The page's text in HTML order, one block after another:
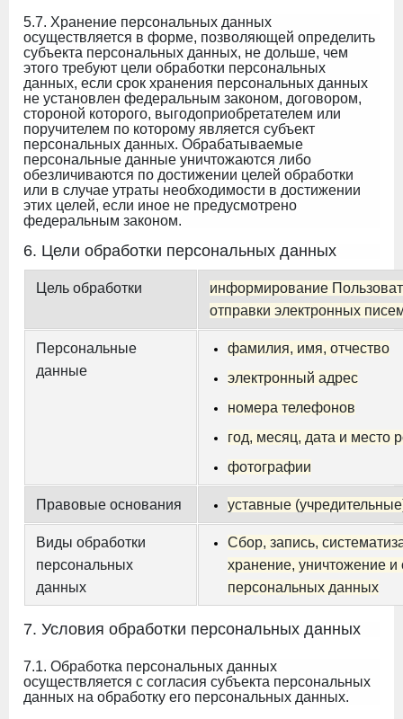
5.7. Хранение персональных данных
осуществляется в форме, позволяющей определить
субъекта персональных данных, не дольше, чем
этого требуют цели обработки персональных
данных, если срок хранения персональных данных
не установлен федеральным законом, договором,
стороной которого, выгодоприобретателем или
поручителем по которому является субъект
персональных данных. Обрабатываемые
персональные данные уничтожаются либо
обезличиваются по достижении целей обработки
или в случае утраты необходимости в достижении
этих целей, если иное не предусмотрено
федеральным законом.
6. Цели обработки персональных данных
Цель обработки
информирование
отправки электронных
Персональные
данные
фамилия, имя, отчество
электронный адрес
номера телефонов
год, месяц, дата и место
фотографии
Правовые основания уставные
Виды обработки
персональных
данных
Сбор, запись,
хранение, уничтожение и
персональных данных
7. Условия обработки персональных данных
7.1. Обработка персональных данных
осуществляется с согласия субъекта персональных
данных на обработку его персональных данных.